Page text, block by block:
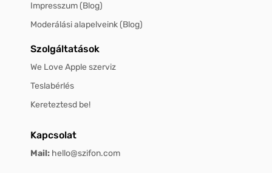
Impresszum (Blog)
Moderálási alapelveink (Blog)
Szolgáltatások
We Love Apple szerviz
Teslabérlés
Kereteztesd be!
Kapcsolat
Mail: hello@szifon.com